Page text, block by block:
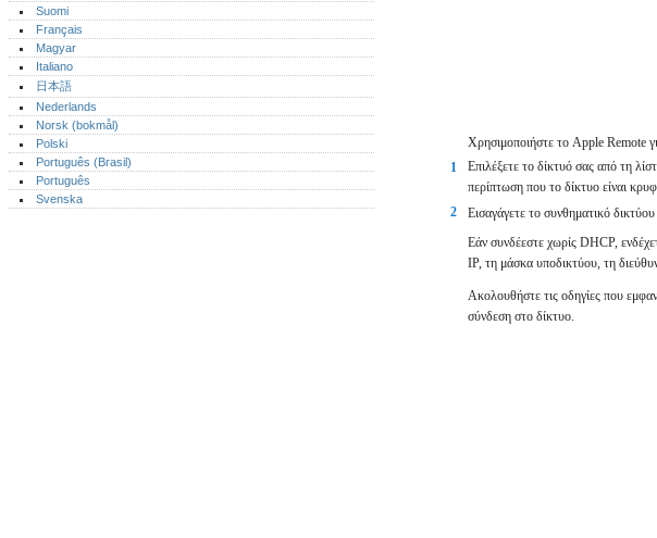
Χρησιμοποιήστε το Apple Remote
1
Επιλέξετε το δίκτυό σας από τη
περίπτωση που το δίκτυο είναι
2
Εισαγάγετε το συνθηματικό
Εάν συνδέεστε χωρίς DHCP,
IP, τη μάσκα υποδικτύου, τη
Ακολουθήστε τις οδηγίες που
σύνδεση στο δίκτυο.
Suomi
Français
Magyar
Italiano
日本語
Nederlands
Norsk (bokmål)‎
Polski
Português (Brasil)
Português‎
Svenska